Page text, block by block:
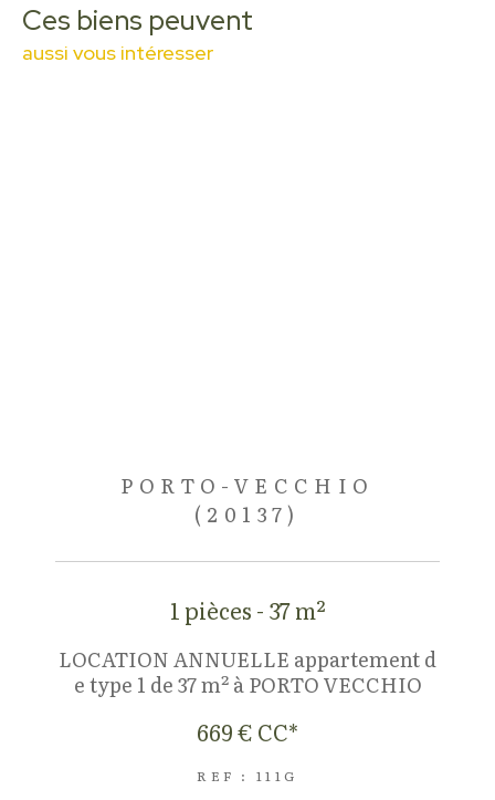
Ces biens peuvent
aussi vous intéresser
PORTO-VECCHIO
(20137)
1 pièces - 37 m²
LOCATION ANNUELLE appartement d
e type 1 de 37 m² à PORTO VECCHIO
669 € CC*
REF : 111G